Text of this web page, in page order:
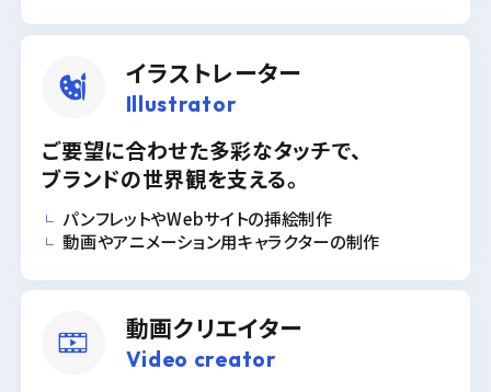
イラストレーター
Illustrator
ご要望に合わせた多彩なタッチで、
ブランドの世界観を支える。
パンフレットやWebサイトの挿絵制作
動画やアニメーション用キャラクターの制作
動画クリエイター
Video creator